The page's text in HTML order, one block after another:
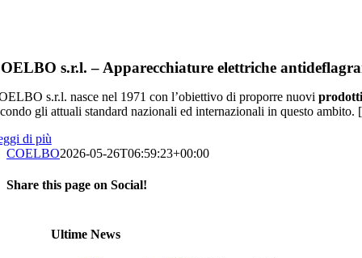
s.r.l. – Apparecchiature elettriche
s.r.l. nasce nel 1971 con l’obiettivo di proporre nuovi prodotti
gli attuali standard nazionali ed internazionali in questo
di più
COELBO2026-05-26T06:59:23+00:00
Share this page on Social!
Ultime News